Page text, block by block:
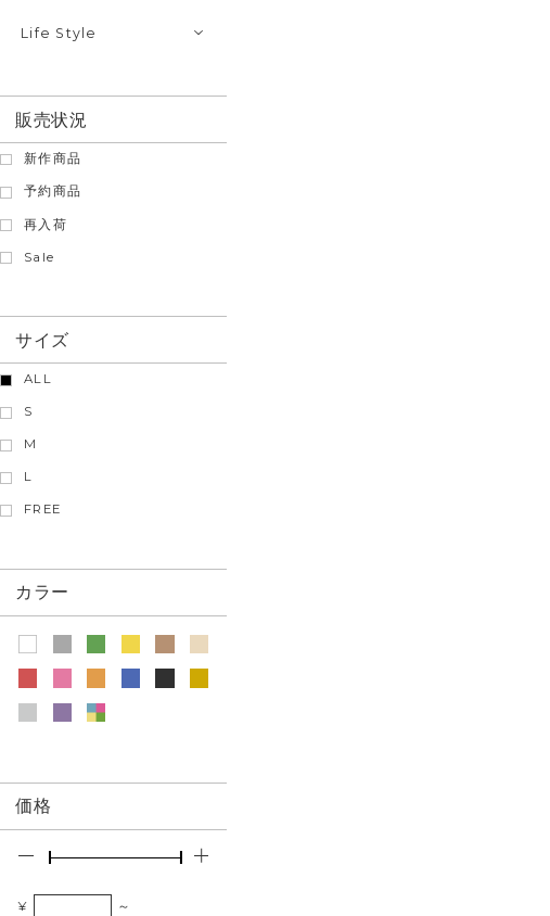
Life Style
販売状況
新作商品
予約商品
再入荷
Sale
サイズ
ALL
S
M
L
FREE
カラー
価格
¥ ～